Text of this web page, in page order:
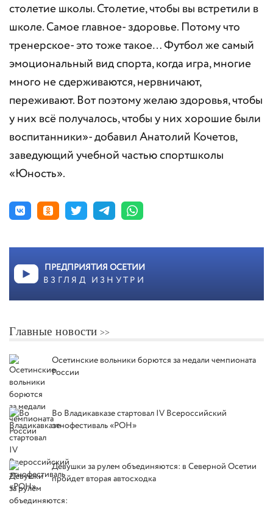
столетие школы. Столетие, чтобы вы встретили в
школе. Самое главное- здоровье. Потому что
тренерское- это тоже такое… Футбол же самый
эмоциональный вид спорта, когда игра, многие
много не сдерживаются, нервничают,
переживают. Вот поэтому желаю здоровья, чтобы
у них всё получалось, чтобы у них хорошие были
воспитанники»- добавил Анатолий Кочетов,
заведующий учебной частью спортшколы
«Юность».
ПРЕДПРИЯТИЯ ОСЕТИИ
ВЗГЛЯД ИЗНУТРИ
Главные новости
Осетинские вольники борются за медали чемпионата
России
Во Владикавказе стартовал IV Всероссийский
этнофестиваль «РОН»
Девушки за рулем объединяются: в Северной Осетии
пройдет вторая автосходка